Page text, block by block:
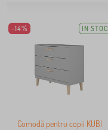
-14% IN STOC
Comodă pentru copii KUBI